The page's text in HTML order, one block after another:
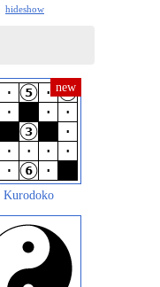
hideshow
Kurodoko